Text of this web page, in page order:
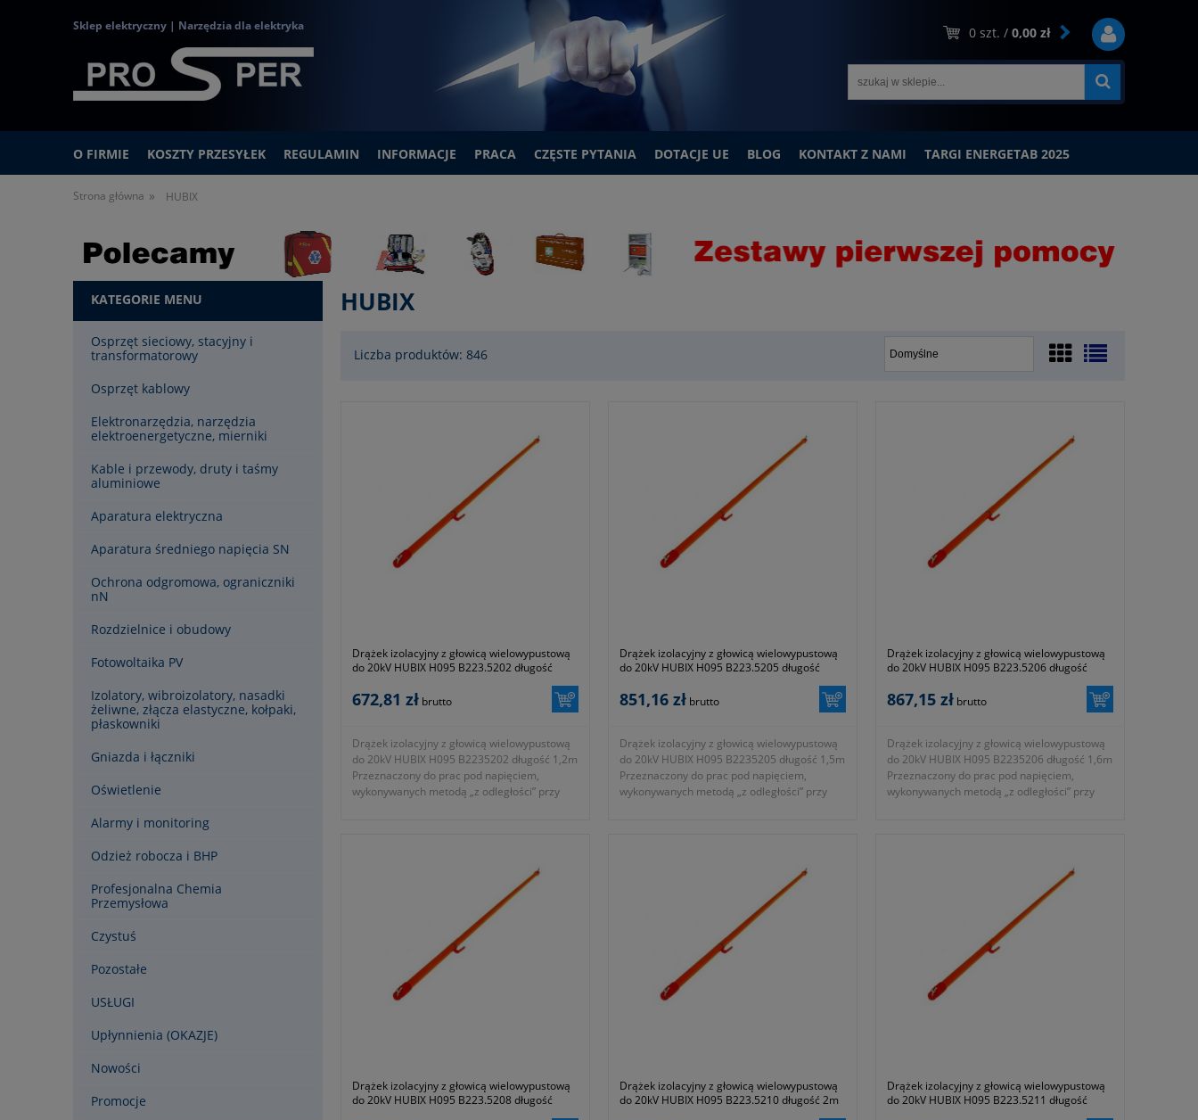
Sklep elektryczny | Narzędzia dla elektryka 0 szt. / 0,00 zł
O FIRMIE KOSZTY PRZESYŁEK REGULAMIN INFORMACJE PRACA CZĘSTE PYTANIA DOTACJE UE BLOG KONTAKT Z NAMI TARGI ENERGETAB 2025
Strona główna » HUBIX
KATEGORIE MENU
Osprzęt sieciowy, stacyjny i
transformatorowy
Osprzęt kablowy
Elektronarzędzia, narzędzia
elektroenergetyczne, mierniki
Kable i przewody, druty i taśmy
aluminiowe
Aparatura elektryczna
Aparatura średniego napięcia SN
Ochrona odgromowa, ograniczniki
nN
Rozdzielnice i obudowy
Fotowoltaika PV
Izolatory, wibroizolatory, nasadki
żeliwne, złącza elastyczne, kołpaki,
płaskowniki
Gniazda i łączniki
Oświetlenie
Alarmy i monitoring
Odzież robocza i BHP
Profesjonalna Chemia
Przemysłowa
Czystuś
Pozostałe
USŁUGI
Upłynnienia (OKAZJE)
Nowości
Promocje
HUBIX
Liczba produktów: 846
Drążek izolacyjny z głowicą wielowypustową
do 20kV HUBIX H095 B223.5202 długość
672,81 zł brutto
Drążek izolacyjny z głowicą wielowypustową
do 20kV HUBIX H095 B2235202 długość 1,2m
Przeznaczony do prac pod napięciem,
wykonywanych metodą „z odległości” przy
- przeznaczony do prac pod napięciem do
- zgodność z normami EN 60832-1:2010
- symbol producenta: B223.5202
Okres gwarancji 24 miesiące.
Drążek izolacyjny z głowicą wielowypustową
do 20kV HUBIX H095 B223.5205 długość
851,16 zł brutto
Drążek izolacyjny z głowicą wielowypustową
do 20kV HUBIX H095 B2235205 długość 1,5m
Przeznaczony do prac pod napięciem,
wykonywanych metodą „z odległości” przy
- przeznaczony do prac pod napięciem do
- zgodność z normami EN 60832-1:2010
- symbol producenta: B223.5205
Okres gwarancji 24 miesiące.
Drążek izolacyjny z głowicą wielowypustową
do 20kV HUBIX H095 B223.5206 długość
867,15 zł brutto
Drążek izolacyjny z głowicą wielowypustową
do 20kV HUBIX H095 B2235206 długość 1,6m
Przeznaczony do prac pod napięciem,
wykonywanych metodą „z odległości” przy
- przeznaczony do prac pod napięciem do
- zgodność z normami EN 60832-1:2010
- symbol producenta: B223.5206
Okres gwarancji 24 miesiące.
Drążek izolacyjny z głowicą wielowypustową
do 20kV HUBIX H095 B223.5208 długość
Drążek izolacyjny z głowicą wielowypustową
do 20kV HUBIX H095 B223.5210 długość 2m
Drążek izolacyjny z głowicą wielowypustową
do 20kV HUBIX H095 B223.5211 długość